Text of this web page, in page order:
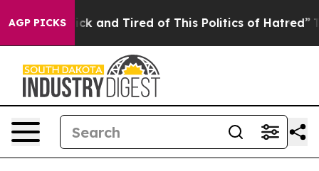
AGP PICKS
Sick and Tired of This Politics of Hatred” The